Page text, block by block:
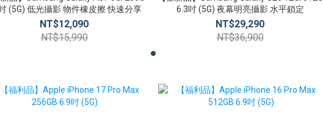
(5G) 低光攝影 物件橡皮擦 快速分享
NT$12,090
NT$15,990
6.3吋 (5G) 夜幕明亮攝影 水平鎖定
NT$29,290
NT$36,900